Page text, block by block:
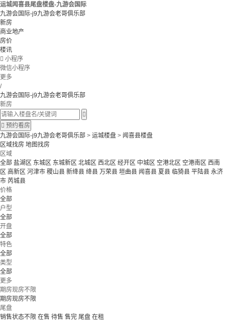
运城闻喜县尾盘楼盘-九游会国际
九游会国际-j9九游会老哥俱乐部
新房
商业地产
房价
楼讯
 小程序
微信小程序
更多
/
九游会国际-j9九游会老哥俱乐部
新房

 预约看房
九游会国际-j9九游会老哥俱乐部 > 运城楼盘 > 闻喜县楼盘
区域找房 地图找房
区域
全部 盐湖区 东城区 东城新区 北城区 西北区 经开区 中城区 空港北区 空港南区 西南
区 高新区 河津市 稷山县 新绛县 绛县 万荣县 垣曲县 闻喜县 夏县 临猗县 平陆县 永济
市 芮城县
价格
全部
户型
全部
开盘
全部
特色
全部
类型
全部
更多
期房现房不限
期房现房不限
尾盘
销售状态不限 在售 待售 售完 尾盘 在租